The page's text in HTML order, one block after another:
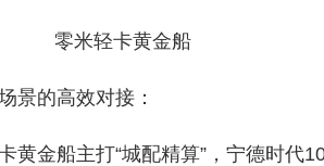
零米轻卡黄金船
景的高效对接：
黄金船主打“城配精算”，宁德时代